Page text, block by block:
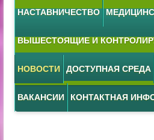
НАСТАВНИЧЕСТВО
ВЫШЕСТОЯЩИЕ И
НОВОСТИ ДОСТУПНАЯ СРЕДА
ВАКАНСИИ КОНТАКТНАЯ